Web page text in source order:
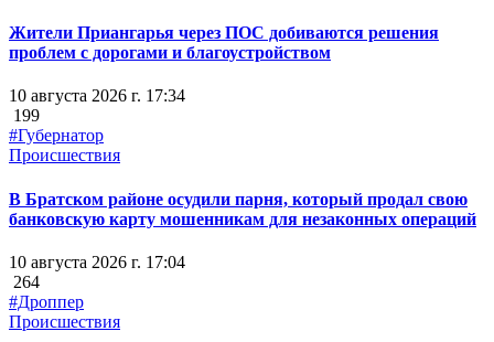
Жители Приангарья через ПОС добиваются решения
проблем с дорогами и благоустройством
10 августа 2026 г. 17:34
199
#Губернатор
Происшествия
В Братском районе осудили парня, который продал свою
банковскую карту мошенникам для незаконных операций
10 августа 2026 г. 17:04
264
#Дроппер
Происшествия